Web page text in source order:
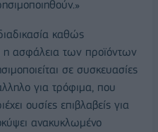
καθώς
η ασφάλεια των προϊόντων
σε συσκευασίες
για τρόφιμα, που
ουσίες επιβλαβείς για
ανακυκλωμένο